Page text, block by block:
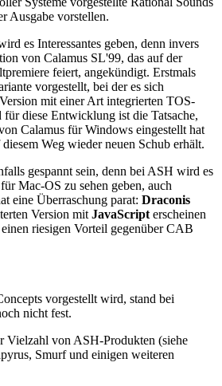
Ausgabe vorstellen.
es Interessantes geben, denn invers
von Calamus SL'99, das auf der
feiert, angekündigt. Erstmals
vorgestellt, bei der es sich
mit einer Art integrierten TOS-
diese Entwicklung ist die Tatsache,
Calamus für Windows eingestellt hat
Weg wieder neuen Schub erhält.
gespannt sein, denn bei ASH wird es
für Mac-OS zu sehen geben, auch
eine Überraschung parat: Draconis
Version mit JavaScript erscheinen
riesigen Vorteil gegenüber CAB
vorgestellt wird, stand bei
nicht fest.
Vielzahl von ASH-Produkten (siehe
Smurf und einigen weiteren